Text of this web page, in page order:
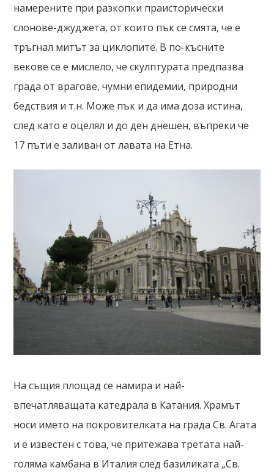
намерените при разкопки праисторически
слонове-джуджета, от които пък се смята, че е
тръгнал митът за циклопите. В по-късните
векове се е мислело, че скулптурата предпазва
града от врагове, чумни епидемии, природни
бедствия и т.н. Може пък и да има доза истина,
след като е оцелял и до ден днешен, въпреки че
17 пъти е заливан от лавата на Етна.
На същия площад се намира и най-
впечатляващата катедрала в Катания. Храмът
носи името на покровителката на града Св. Агата
и е известен с това, че притежава третата най-
голяма камбана в Италия след базиликата „Св.